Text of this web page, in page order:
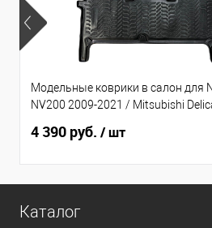
Модельные коврики в салон для
NV200 2009-2021 / Mitsubishi
4 390 руб. / шт
Каталог